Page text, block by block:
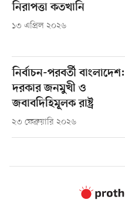
নিরাপত্তা কতখানি
১৩ এপ্রিল ২০২৬
নির্বাচন-পরবর্তী বাংলাদেশ:
দরকার জনমুখী ও
জবাবদিহিমূলক রাষ্ট্র
২৩ ফেব্রুয়ারি ২০২৬